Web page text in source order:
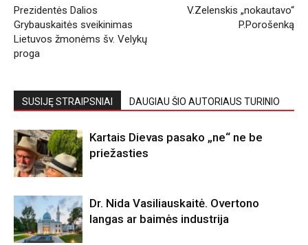
Prezidentės Dalios
Grybauskaitės sveikinimas
Lietuvos žmonėms šv. Velykų
proga
V.Zelenskis „nokautavo“
P.Porošenką
SUSIJĘ STRAIPSNIAI DAUGIAU ŠIO AUTORIAUS TURINIO
Kartais Dievas pasako „ne“ ne be
priežasties
Dr. Nida Vasiliauskaitė. Overtono
langas ar baimės industrija